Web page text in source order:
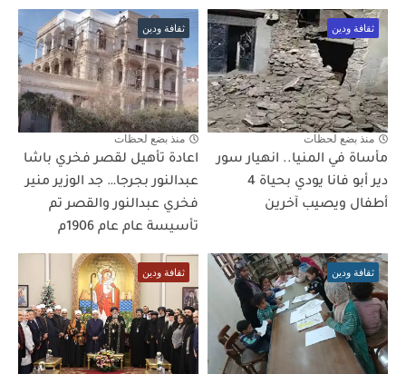
ثقافة ودين
منذ بضع لحظات
مأساة في المنيا.. انهيار سور
دير أبو فانا يودي بحياة 4
أطفال ويصيب آخرين
ثقافة ودين
منذ بضع لحظات
اعادة تأهيل لقصر فخري باشا
عبدالنور بجرجا… جد الوزير منير
فخري عبدالنور والقصر تم
تأسيسة عام عام 1906م
ثقافة ودين ثقافة ودين